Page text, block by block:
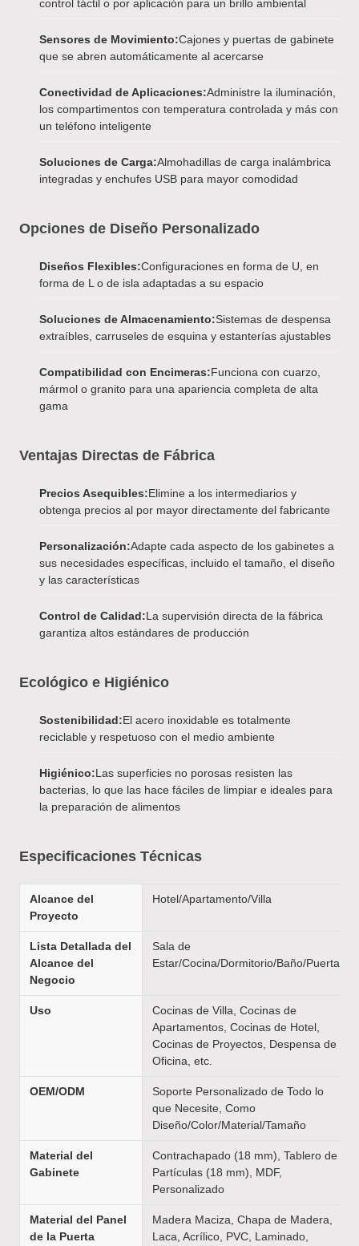
control táctil o por aplicación para un brillo ambiental
Sensores de Movimiento:Cajones y puertas de gabinete
que se abren automáticamente al acercarse
Conectividad de Aplicaciones:Administre la iluminación,
los compartimentos con temperatura controlada y más con
un teléfono inteligente
Soluciones de Carga:Almohadillas de carga inalámbrica
integradas y enchufes USB para mayor comodidad
Opciones de Diseño Personalizado
Diseños Flexibles:Configuraciones en forma de U, en
forma de L o de isla adaptadas a su espacio
Soluciones de Almacenamiento:Sistemas de despensa
extraíbles, carruseles de esquina y estanterías ajustables
Compatibilidad con Encimeras:Funciona con cuarzo,
mármol o granito para una apariencia completa de alta
gama
Ventajas Directas de Fábrica
Precios Asequibles:Elimine a los intermediarios y
obtenga precios al por mayor directamente del fabricante
Personalización:Adapte cada aspecto de los gabinetes a
sus necesidades específicas, incluido el tamaño, el diseño
y las características
Control de Calidad:La supervisión directa de la fábrica
garantiza altos estándares de producción
Ecológico e Higiénico
Sostenibilidad:El acero inoxidable es totalmente
reciclable y respetuoso con el medio ambiente
Higiénico:Las superficies no porosas resisten las
bacterias, lo que las hace fáciles de limpiar e ideales para
la preparación de alimentos
Especificaciones Técnicas
Alcance del
Proyecto
Hotel/Apartamento/Villa
Lista Detallada del
Alcance del
Negocio
Sala de
Estar/Cocina/Dormitorio/Baño/Puerta
Uso
Cocinas de Villa, Cocinas de
Apartamentos, Cocinas de Hotel,
Cocinas de Proyectos, Despensa de
Oficina, etc.
OEM/ODM
Soporte Personalizado de Todo lo
que Necesite, Como
Diseño/Color/Material/Tamaño
Material del
Gabinete
Contrachapado (18 mm), Tablero de
Partículas (18 mm), MDF,
Personalizado
Material del Panel
de la Puerta
Madera Maciza, Chapa de Madera,
Laca, Acrílico, PVC, Laminado,